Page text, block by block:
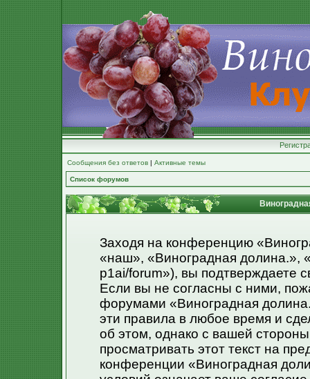
Сообщения без ответов | Активные темы
Список форумов
Заходя на конференцию
«наш», «Виноградная долина.»,
p1ai/forum»), вы подтверждаете
Если вы не согласны с ними,
форумами «Виноградная
эти правила в любое время и
об этом, однако с вашей
просматривать этот текст на
конференции «Виноградная